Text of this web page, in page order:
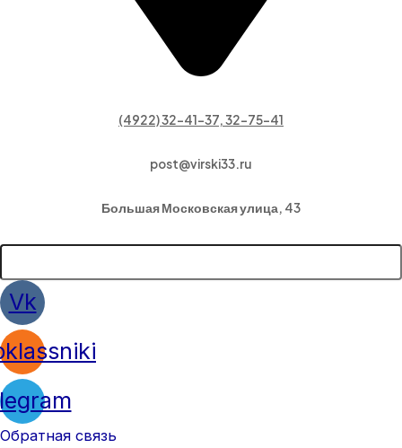
(4922) 32-41-37, 32-75-41
post@virski33.ru
Большая Московская улица, 43
Vk
Обратная связь